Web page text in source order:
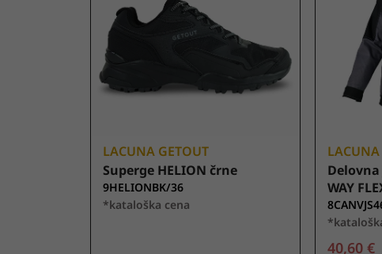
LACUNA GETOUT
Superge HELION črne
9HELIONBK/36
*kataloška cena
LACUNA
Delovna
WAY
40,60 €